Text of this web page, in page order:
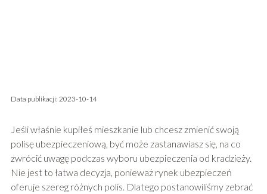
Data publikacji: 2023-10-14
Jeśli właśnie kupiłeś mieszkanie lub chcesz zmienić swoją
polisę ubezpieczeniową, być może zastanawiasz się, na co
zwrócić uwagę podczas wyboru ubezpieczenia od kradzieży.
Nie jest to łatwa decyzja, ponieważ rynek ubezpieczeń
oferuje szereg różnych polis. Dlatego postanowiliśmy zebrać